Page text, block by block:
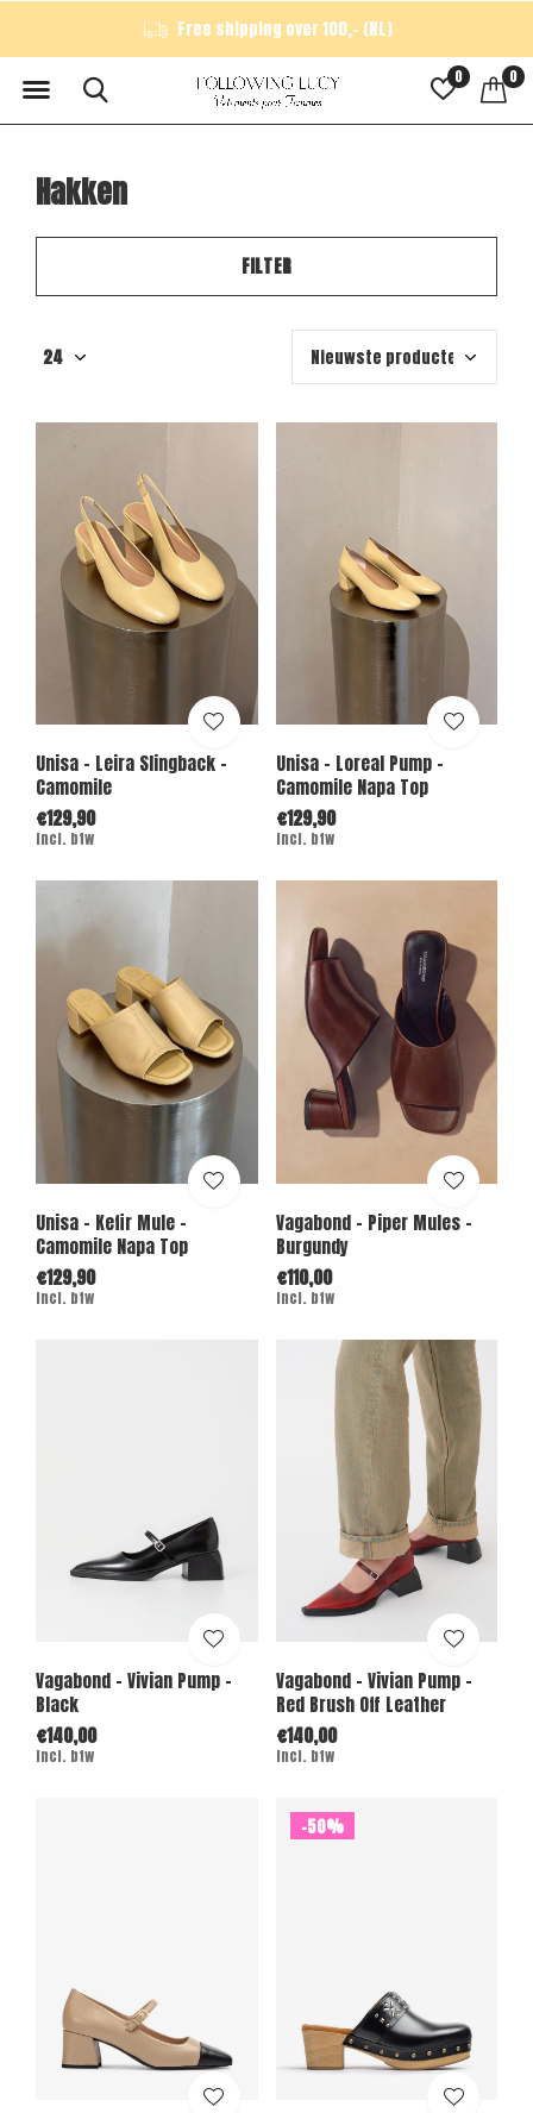
0 0
Free shipping over 100,- (NL)
Hakken
FILTER
Unisa - Leira Slingback -
Camomile
€129,90
Incl. btw
Unisa - Loreal Pump -
Camomile Napa Top
€129,90
Incl. btw
Unisa - Kefir Mule -
Camomile Napa Top
€129,90
Incl. btw
Vagabond - Piper Mules -
Burgundy
€110,00
Incl. btw
Vagabond - Vivian Pump -
Black
€140,00
Incl. btw
Vagabond - Vivian Pump -
Red Brush Off Leather
€140,00
Incl. btw
-50%